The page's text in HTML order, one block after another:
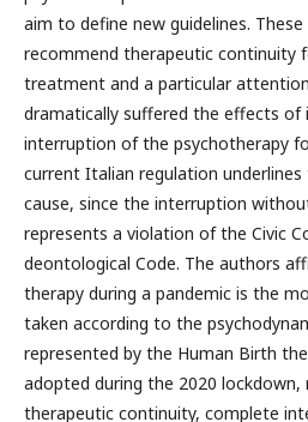
aim to define new guidelines.
recommend therapeutic continuity
treatment and a particular
dramatically suffered the effects of
interruption of the psychotherapy
current Italian regulation
cause, since the interruption
represents a violation of the Civic
deontological Code. The authors
therapy during a pandemic is the
taken according to the
represented by the Human Birth
adopted during the 2020
therapeutic continuity, complete